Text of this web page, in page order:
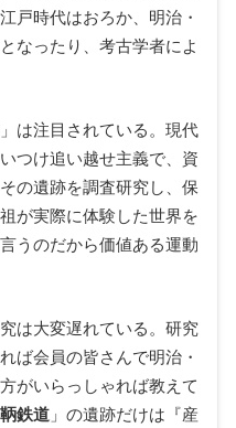
戸時代はおろか、明治・
なったり、考古学者によ
は注目されている。現代
つけ追い越せ主義で、資
の遺跡を調査研究し、保
が実際に体験した世界を
うのだから価値ある運動
は大変遅れている。研究
ば会員の皆さんで明治・
がいらっしゃれば教えて
鞆鉄道 」の遺跡だけは『産